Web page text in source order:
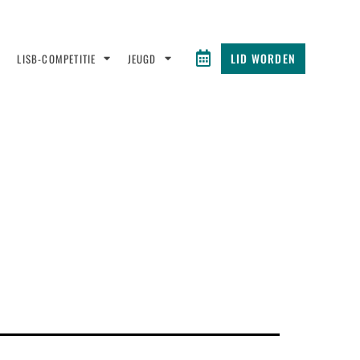
LISB-COMPETITIE JEUGD LID WORDEN